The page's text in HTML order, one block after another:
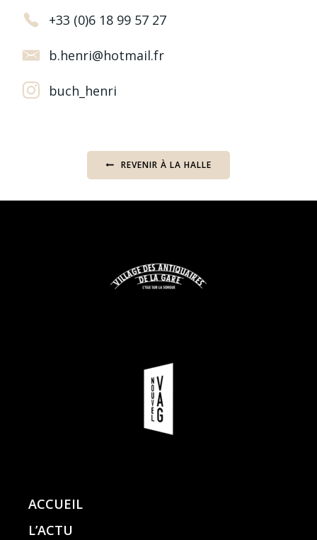
+33 (0)6 18 99 57 27
b.henri@hotmail.fr
buch_henri
REVENIR À LA HALLE
ACCUEIL
L’ACTU